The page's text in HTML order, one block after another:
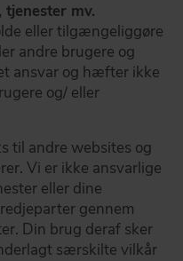
mv.
eller tilgængeliggøre
andre brugere og
ansvar og hæfter ikke
og/ eller
til andre websites og
Vi er ikke ansvarlige
eller dine
gennem
Din brug deraf sker
særskilte vilkår